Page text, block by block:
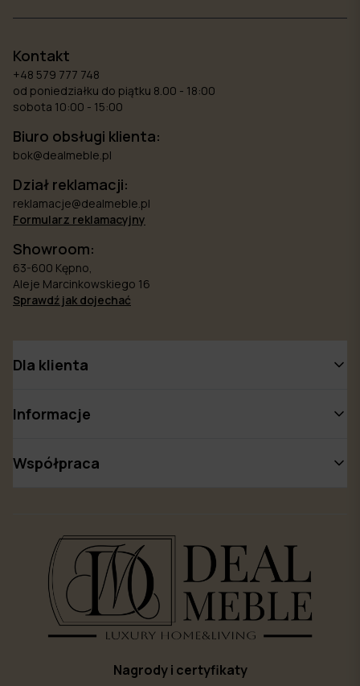
Kontakt
+48 579 777 748
od poniedziałku do piątku 8.00 - 18:00
sobota 10:00 - 15:00
Biuro obsługi klienta:
bok@dealmeble.pl
Dział reklamacji:
reklamacje@dealmeble.pl
Formularz reklamacyjny
Showroom:
63-600 Kępno,
Aleje Marcinkowskiego 16
Sprawdź jak dojechać
Dla klienta
Informacje
Współpraca
Nagrody i certyfikaty